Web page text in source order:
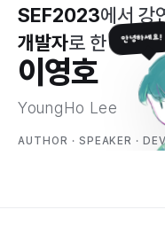
안녕하세요!
SEF2023에서 강
개발자로 한 걸음
이영호
YoungHo Lee
AUTHOR · SPEAKER ·